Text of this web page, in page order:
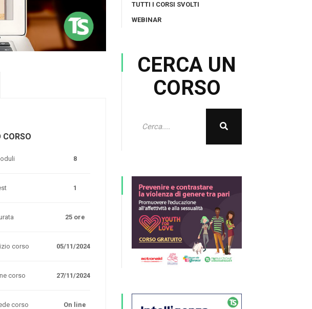
CORSO
8
1
25 ore
corso 05/11/2024
corso 27/11/2024
corso On line
TUTTI I CORSI SVOLTI
WEBINAR
CERCA UN
CORSO